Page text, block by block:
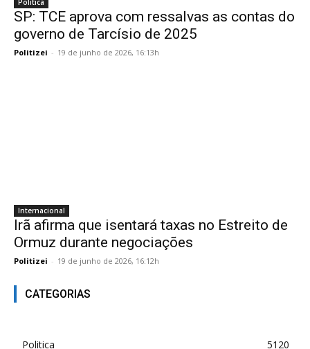
Politica
SP: TCE aprova com ressalvas as contas do
governo de Tarcísio de 2025
Politizei - 19 de junho de 2026, 16:13h
Internacional
Irã afirma que isentará taxas no Estreito de
Ormuz durante negociações
Politizei - 19 de junho de 2026, 16:12h
CATEGORIAS
Politica 5120